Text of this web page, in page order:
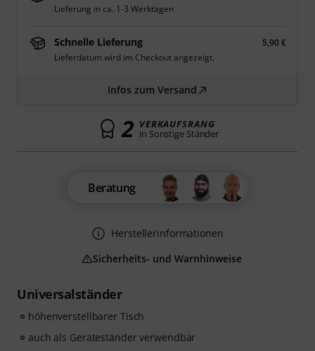
Universalständer
höhenverstellbarer Tisch
auch als Geräteständer verwendbar
Lieferung in ca. 1-3 Werktagen
Schnelle Lieferung
5,90 €
Lieferdatum wird im Checkout angezeigt.
Infos zum Versand
2 VERKAUFSRANG
in Sonstige Ständer
Beratung
Herstellerinformationen
Sicherheits- und Warnhinweise